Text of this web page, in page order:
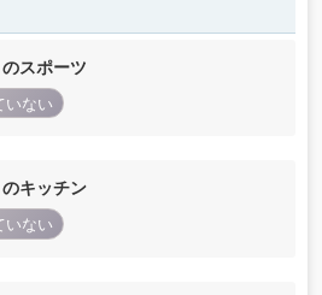
スポーツ
いない
キッチン
いない